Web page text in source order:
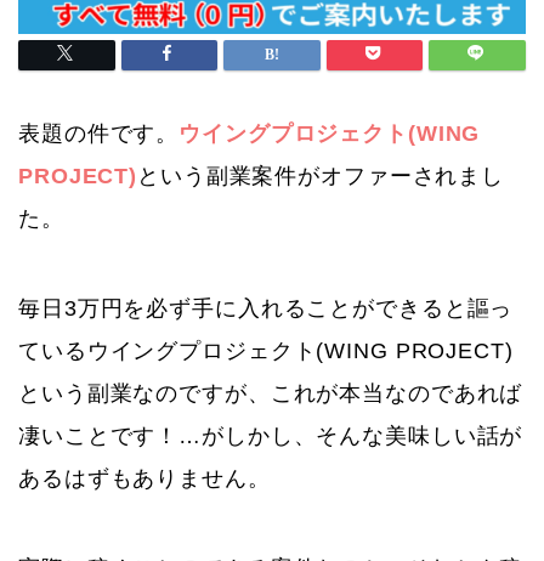
表題の件です。 ウイングプロジェクト(WING
PROJECT) という副業案件がオファーされまし
た。
毎日3万円を必ず手に入れることができると謳っ
ているウイングプロジェクト(WING PROJECT)
という副業なのですが、これが本当なのであれば
凄いことです！…がしかし、そんな美味しい話が
あるはずもありません。